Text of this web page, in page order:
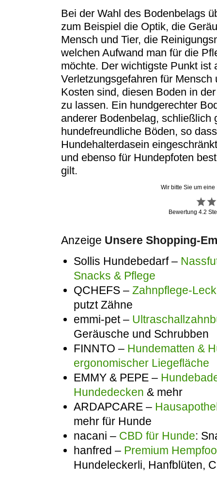
Bei der Wahl des Bodenbelags
zum Beispiel die Optik, die
Mensch und Tier, die
welchen Aufwand man für die
möchte. Der wichtigste Punkt ist
Verletzungsgefahren für
Kosten sind, diesen Boden in
zu lassen. Ein hundgerechter
anderer Bodenbelag, schließlich
hundefreundliche Böden, so
Hundehalterdasein
und ebenso für Hundepfoten
gilt.
Wir bitte Sie um
Bewertung 4.2
Anzeige Unsere Shopping-
Sollis Hundebedarf –
Snacks & Pflege
QCHEFS – Zahnpflege-
putzt Zähne
emmi-pet –
Geräusche und Schrubben
FINNTO – Hundematten &
ergonomischer Liegefläche
EMMY & PEPE –
Hundedecken & mehr
ARDAPCARE –
mehr für Hunde
nacani – CBD für Hunde:
hanfred – Premium
Hundeleckerli, Hanfblüten,